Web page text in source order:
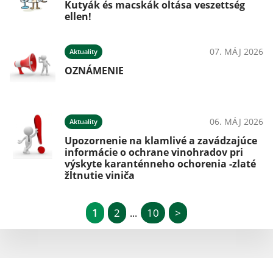
Kutyák és macskák oltása veszettség
ellen!
Aktuality 07. MÁJ 2026
OZNÁMENIE
Aktuality 06. MÁJ 2026
Upozornenie na klamlivé a zavádzajúce
informácie o ochrane vinohradov pri
výskyte karanténneho ochorenia -zlaté
žltnutie viniča
1 2 ... 10 >